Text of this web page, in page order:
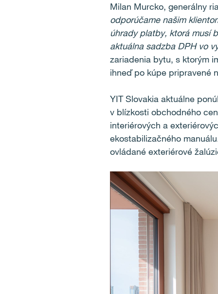
Milan Murcko, generálny
odporúčame našim
úhrady platby, ktorá musí
aktuálna sadzba DPH vo
zariadenia bytu, s ktorým
ihneď po kúpe pripravené
YIT Slovakia aktuálne
v blízkosti obchodného
interiérových a
ekostabilizačného
ovládané exteriérové